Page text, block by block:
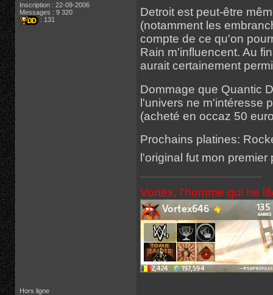
Inscription : 22-09-2006
Messages : 9 320
: 131
Detroit est peut-être
(notamment les
compte de ce qu'on
Rain m'influencent. Au
aurait certainement
Dommage que Quantic
l'univers ne m'intéresse
(acheté en occaz 50
Prochains platines:
l'original fut mon
Vortex, l'homme qui ne
Hors ligne